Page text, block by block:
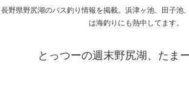
長野県野尻湖のバス釣り情報を掲載。浜津ヶ池、田子池
は海釣りにも熱中してます。
とっつーの週末野尻湖、たま